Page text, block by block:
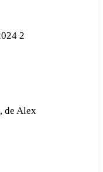
, de Alex